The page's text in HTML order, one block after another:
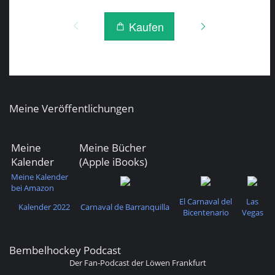
Meine Veröffentlichungen
Meine
Kalender
Meine Bücher
(Apple iBooks)
Meine Kalender
bei Amazon
Kalender 2022
Carnaval de Barranquilla
El Carnaval del
Bicentenario
Las
Vegas
Bembelhockey Podcast
Der Fan-Podcast der Löwen Frankfurt